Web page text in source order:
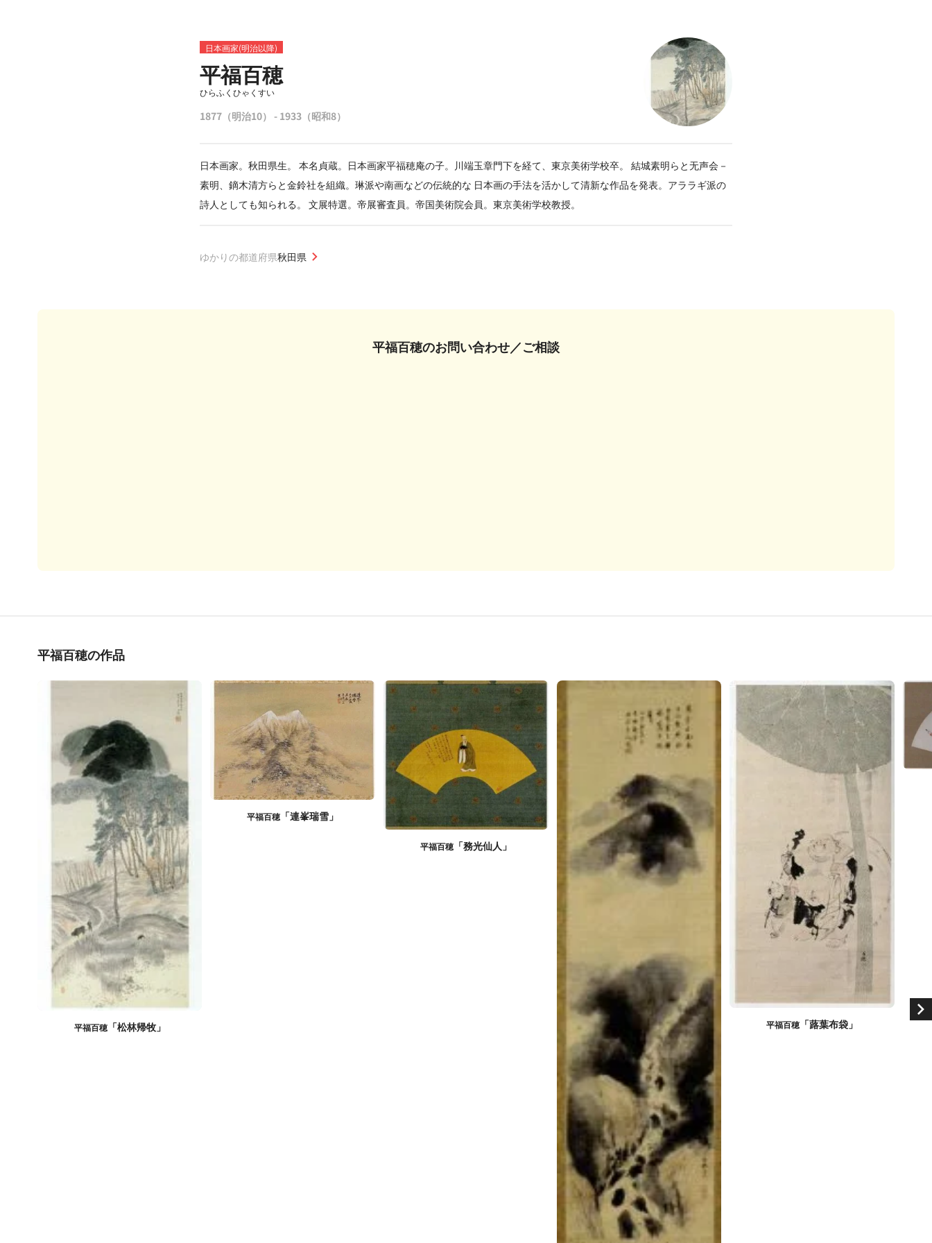
日本画家(明治以降)
平福百穂
ひらふくひゃくすい
1877（明治10） - 1933（昭和8）
日本画家。秋田県生。 本名貞蔵。日本画家平福穂庵の子。川端玉章門下を経て、東京美術学校卒。 結城素明らと无声会－
素明、鏑木清方らと金鈴社を組織。琳派や南画などの伝統的な 日本画の手法を活かして清新な作品を発表。アララギ派の
詩人としても知られる。 文展特選。帝展審査員。帝国美術院会員。東京美術学校教授。
ゆかりの都道府県秋田県
平福百穂のお問い合わせ／ご相談
平福百穂の作品
平福百穂「松林帰牧」
平福百穂 「連峯瑞雪」
平福百穂「務光仙人」
平福百穂「蕗葉布袋」